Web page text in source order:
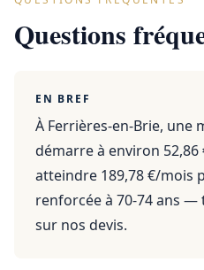
Questions
EN BREF
À Ferrières-en-Brie, une
démarre à environ
atteindre 189,78 €/mois
renforcée à 70-74 ans
sur nos devis.